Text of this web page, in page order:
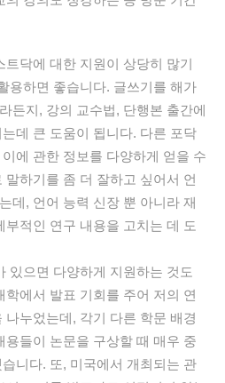
트닥에 대한 지원이 상당히 많기
용하면 좋습니다. 글쓰기를 해가
든지, 강의 교수법, 단행본 출간에
데 큰 도움이 됩니다. 다른 포닥
에 관한 정보를 다양하게 얻을 수
하기를 좀 더 잘하고 싶어서 언
데, 언어 능력 신장 뿐 아니라 재
적인 연구 내용을 고치는 데 도
있으면 다양하게 지원하는 것도
에서 발표 기회를 주어 저의 연
누었는데, 각기 다른 학문 배경
용들이 논문을 구상할 때 매우 중
니다. 또, 미국에서 개최되는 관